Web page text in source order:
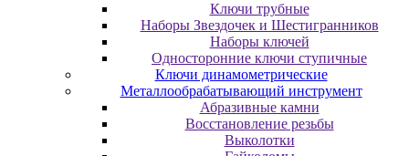
Ключи трубные
Наборы Звездочек и Шестигранников
Наборы ключей
Односторонние ключи ступичные
Ключи динамометрические
Металлообрабатывающий инструмент
Абразивные камни
Восстановление резьбы
Выколотки